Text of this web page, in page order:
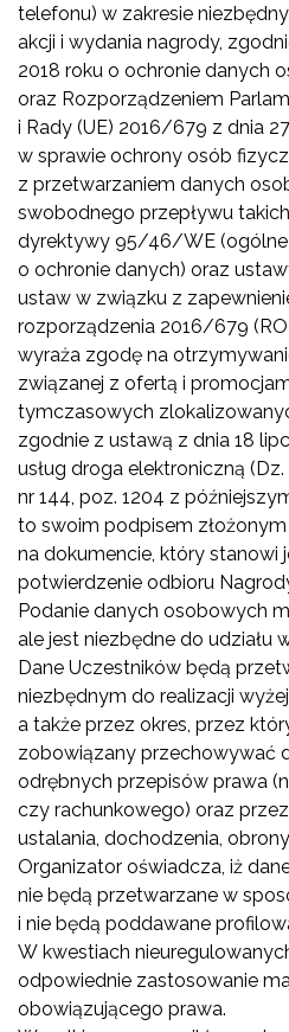
telefonu) w zakresie
akcji i wydania nagrody,
2018 roku o ochronie danych
oraz Rozporządzeniem
i Rady (UE) 2016/679 z dnia
w sprawie ochrony osób
z przetwarzaniem danych
swobodnego przepływu
dyrektywy 95/46/WE
o ochronie danych) oraz
ustaw w związku z
rozporządzenia 2016/679
wyraża zgodę na
związanej z ofertą i
tymczasowych
zgodnie z ustawą z dnia 18
usług droga elektroniczną (Dz.
nr 144, poz. 1204 z
to swoim podpisem
na dokumencie, który stanowi
potwierdzenie odbioru
Podanie danych osobowych
ale jest niezbędne do udziału
Dane Uczestników będą
niezbędnym do realizacji
a także przez okres, przez
zobowiązany przechowywać
odrębnych przepisów prawa
czy rachunkowego) oraz
ustalania, dochodzenia,
Organizator oświadcza, iż
nie będą przetwarzane w
i nie będą poddawane
W kwestiach
odpowiednie zastosowanie
obowiązującego prawa.